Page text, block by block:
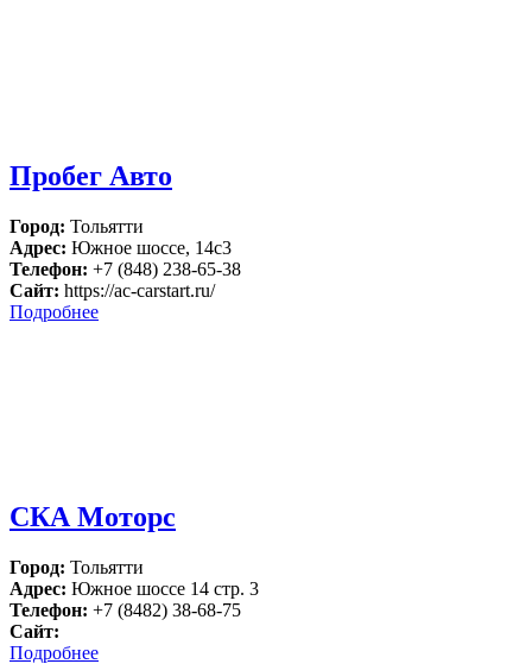
Пробег Авто
Город: Тольятти
Адрес: Южное шоссе, 14с3
Телефон: +7 (848) 238-65-38
Сайт: https://ac-carstart.ru/
Подробнее
СКА Моторс
Город: Тольятти
Адрес: Южное шоссе 14 стр. 3
Телефон: +7 (8482) 38-68-75
Сайт:
Подробнее